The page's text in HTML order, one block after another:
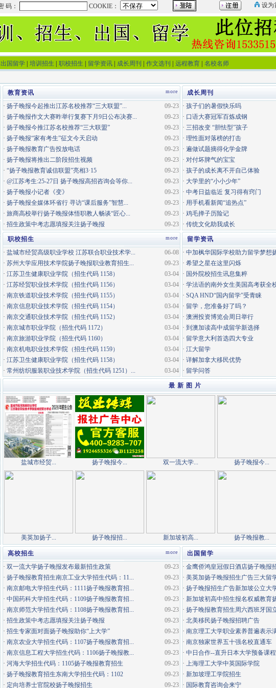
出国留学 培训招生 职校招生 留学资讯 成长周刊 作文选刊 远程教育 名校名师
more
教育资讯
成长周刊
09-23
· 扬子晚报今起推出江苏名校推荐“三大联盟”...
09-23
· 扬子晚报作文大赛昨举行复赛下月9日公布决赛...
09-23
· 扬子晚报今推江苏名校推荐“三大联盟”
09-23
· 扬子晚报“家有考生”征文今天启动
09-23
· 扬子晚报教育广告投放电话
09-23
· 扬子晚报将推出二阶段招生视频
09-23
· “扬子晚报教育诚信联盟”亮相3·15
09-23
· @江苏考生:25-27日 扬子晚报高招咨询会等你...
09-23
· 扬子晚报小记者《变》
09-23
· 扬子晚报全媒体环省行 寻访“课后服务”智慧...
09-23
· 旅商高校举行扬子晚报体悟职教人畅谈“匠心...
09-23
· 招生政策中考志愿填报关注扬子晚报
· 孩子们的暑假快乐吗
· 口语大赛冠军百炼成钢
· 三招改变 “胆怯型”孩子
· 理性面对落榜的打击
· 遍做试题摘得化学金牌
· 对付坏脾气的宝宝
· 孩子的成长离不开自己体验
· 大学里的“小小少年”
· 中考日益临近 复习得有窍门
· 用手机看新闻“追热点”
· 鸡毛掸子历险记
· 传统文化助我成长
more
职校招生
留学资讯
06-08
· 盐城市经贸高级职业学校 江苏联合职业技术学...
09-23
· 苏州大学应用技术学院扬子晚报职业教育招生...
03-04
· 江苏卫生健康职业学院（招生代码 1158）
03-04
· 江苏经贸职业技术学院（招生代码 1156）
03-04
· 南京铁道职业技术学院（招生代码 1155）
03-04
· 南京信息职业技术学院（招生代码 1154）
03-04
· 南京交通职业技术学院（招生代码 1152）
03-04
· 南京城市职业学院（招生代码 1172）
03-04
· 南京旅游职业学院（招生代码 1160）
03-04
· 南京机电职业技术学院（招生代码 1159）
03-04
· 江苏卫生健康职业学院（招生代码 1158）
03-04
· 常州纺织服装职业技术学院（招生代码 1251）...
· 中加枫华国际学校助力留学梦想
· 希望之星在这里闪烁
· 国外院校招生讯息集粹
· 学法语的南外女生美国高考获全
· SQA HND“国内留学”受青睐
· 留学，您准备好了吗？
· 澳洲投资博览会周日举行
· 到澳加读高中成留学新选择
· 留学意大利首选四大专业
· 江大留学
· 详解加拿大移民优势
· 留学问答
最 新 图 片
盐城市经贸... 扬子晚报今... 双一流大学... 扬子晚报今...
美英加扬子... 扬子晚报招... 新加坡初高... 扬子晚报教...
more
高校招生
出国留学
09-23
· 双一流大学扬子晚报发布最新招生政策
09-23
· 扬子晚报教育招生南京工业大学招生代码：11...
09-23
· 南京邮电大学招生代码：1111扬子晚报教育招...
09-23
· 中国药科大学招生代码：1109扬子晚报教育招...
09-23
· 南京师范大学招生代码：1108扬子晚报教育招...
09-23
· 招生政策中考志愿填报关注扬子晚报
09-23
· 招生专家面对面扬子晚报助你“上大学”
09-23
· 南京农业大学招生代码：1107扬子晚报教育招...
09-23
· 南京信息工程大学招生代码：1106扬子晚报教...
09-23
· 河海大学招生代码：1105扬子晚报教育招生
09-23
· 扬子晚报教育招生东南大学招生代码：1102
09-23
· 定向培养士官院校扬子晚报招生
· 金鹰侨鸿皇冠假日酒店扬子晚报
· 美英加扬子晚报招生广告三大留
· 扬子晚报招生广告新加坡公立大
· 新加坡初高中招生报名权威教育
· 扬子晚报教育招生周六西班牙国
· 北美移民扬子晚报招聘广告
· 南京理工大学职业素养普遍表示
· 南京独家世界五十强名校直通车
· 中日合作--直升日本大学预备课程
· 上海理工大学中英国际学院
· 新加坡理工学院招生
· 国际教育咨询会来宁